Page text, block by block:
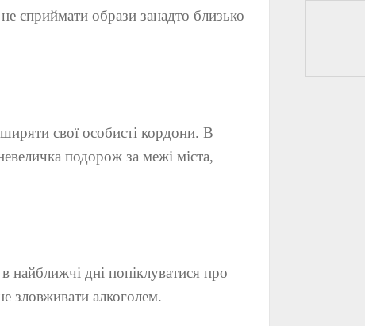
сприймати образи занадто близько
свої особисті кордони. В
подорож за межі міста,
найближчі дні попіклуватися про
зловживати алкоголем.